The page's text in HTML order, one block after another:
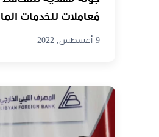
مُعاملات للخدمات
9 أغسطس, 2022